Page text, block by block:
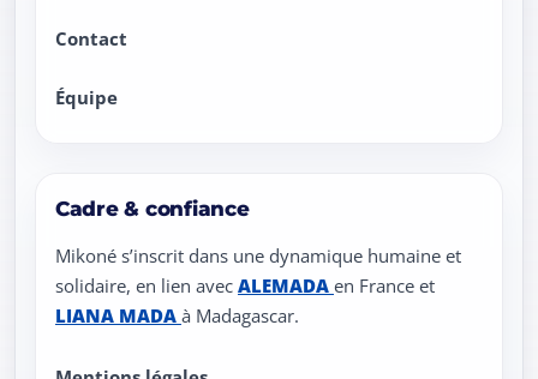
Contact
Équipe
Cadre & confiance
Mikoné s’inscrit dans une dynamique humaine et
solidaire, en lien avec ALEMADA en France et
LIANA MADA à Madagascar.
Liens légaux